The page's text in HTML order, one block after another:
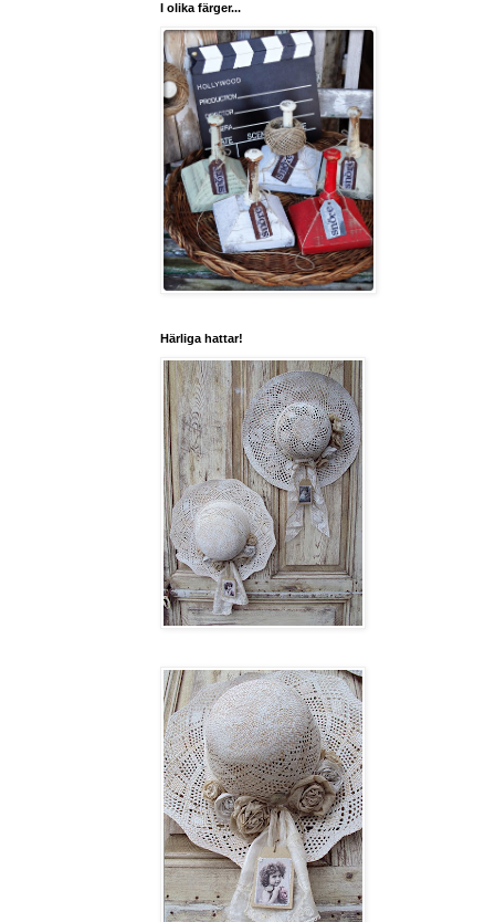
I olika färger...
Härliga hattar!